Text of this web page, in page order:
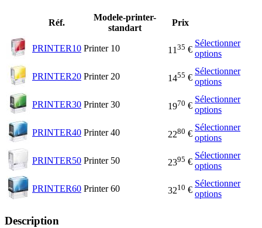
Réf.
Modele-printer-
standart
Prix
PRINTER10 Printer 10 11 35 €
Sélectionner
options
PRINTER20 Printer 20 1455 €
Sélectionner
options
PRINTER30 Printer 30 1970 €
Sélectionner
options
PRINTER40 Printer 40 2280 €
Sélectionner
options
PRINTER50 Printer 50 2395 €
Sélectionner
options
PRINTER60 Printer 60 3210 €
Sélectionner
options
Description